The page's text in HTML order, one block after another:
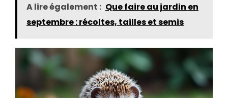
A lire également : Que faire au jardin en
septembre : récoltes, tailles et semis